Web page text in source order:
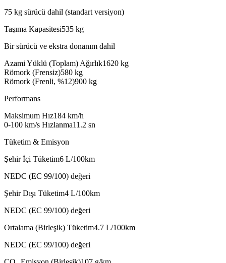
75 kg sürücü dahil (standart versiyon)
Taşıma Kapasitesi535 kg
Bir sürücü ve ekstra donanım dahil
Azami Yüklü (Toplam) Ağırlık1620 kg
Römork (Frensiz)580 kg
Römork (Frenli, %12)900 kg
Performans
Maksimum Hız184 km/h
0-100 km/s Hızlanma11.2 sn
Tüketim & Emisyon
Şehir İçi Tüketim6 L/100km
NEDC (EC 99/100) değeri
Şehir Dışı Tüketim4 L/100km
NEDC (EC 99/100) değeri
Ortalama (Birleşik) Tüketim4.7 L/100km
NEDC (EC 99/100) değeri